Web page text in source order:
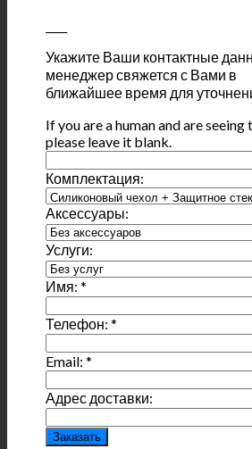
Укажите Ваши контактные
менеджер свяжется с Вами в
ближайшее время для
If you are a human and are seeing
please leave it blank.
Комплектация:
Аксессуары:
Услуги:
Имя:*
Телефон:*
Email:*
Адрес доставки: